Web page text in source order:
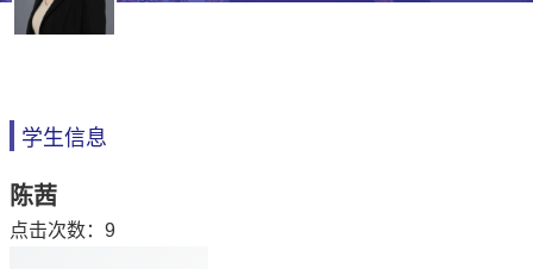
学生信息
陈茜
点击次数： 9